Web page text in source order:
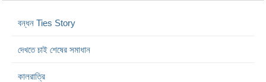
বন্ধন Ties Story
দেখতে চাই শেষের সমাধান
কালরাত্রি